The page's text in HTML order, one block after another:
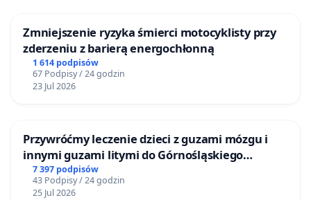
Zmniejszenie ryzyka śmierci motocyklisty przy
zderzeniu z barierą energochłonną
1 614 podpisów
67 Podpisy / 24 godzin
23 Jul 2026
Przywróćmy leczenie dzieci z guzami mózgu i
innymi guzami litymi do Górnośląskiego
Centrum Zdrowia Dziecka w Katowicach
7 397 podpisów
43 Podpisy / 24 godzin
25 Jul 2026